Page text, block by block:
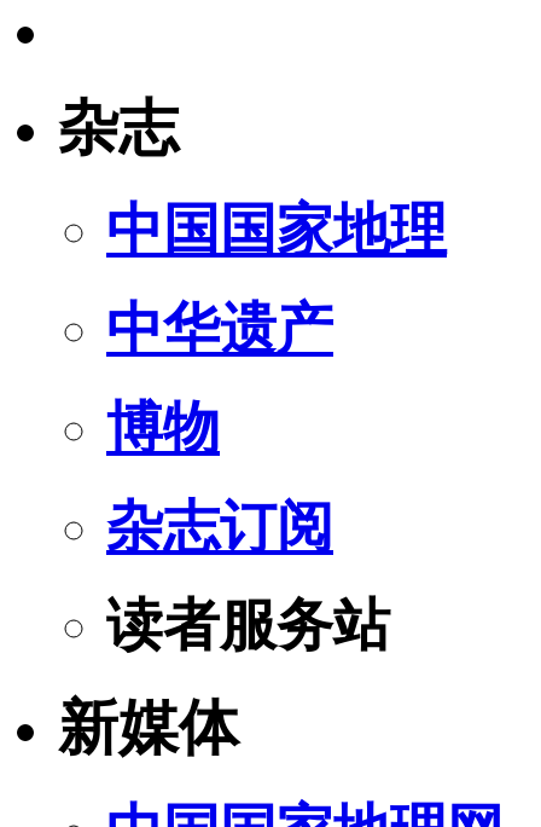
杂志
中国国家地理
中华遗产
博物
杂志订阅
读者服务站
新媒体